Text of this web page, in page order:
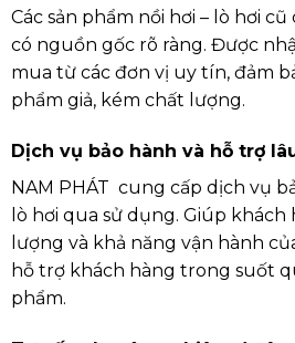
Các sản phẩm nồi hơi – lò hơi
có nguồn gốc rõ ràng. Được
mua từ các đơn vị uy tín, đảm
phẩm giả, kém chất lượng.
Dịch vụ bảo hành và hỗ trợ
NAM PHÁT cung cấp dịch vụ
lò hơi qua sử dụng. Giúp
lượng và khả năng vận hành
hỗ trợ khách hàng trong suốt
phẩm.